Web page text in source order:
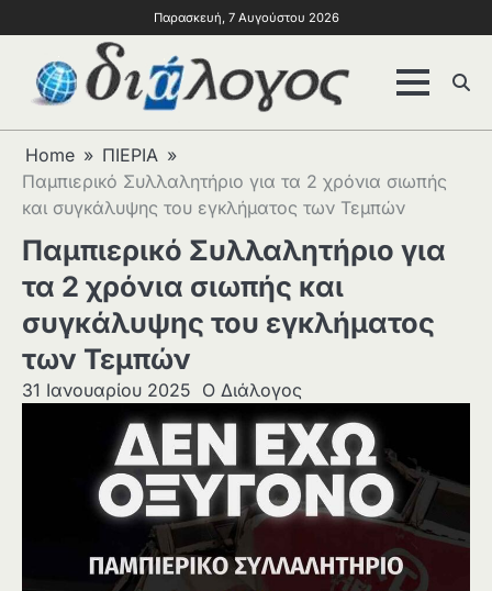
Παρασκευή, 7 Αυγούστου 2026
Home
ΠΙΕΡΙΑ
Παμπιερικό Συλλαλητήριο για τα 2 χρόνια σιωπής
και συγκάλυψης του εγκλήματος των Τεμπών
Παμπιερικό Συλλαλητήριο για
τα 2 χρόνια σιωπής και
συγκάλυψης του εγκλήματος
των Τεμπών
31 Ιανουαρίου 2025 Ο Διάλογος